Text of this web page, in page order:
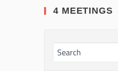
4 MEETINGS